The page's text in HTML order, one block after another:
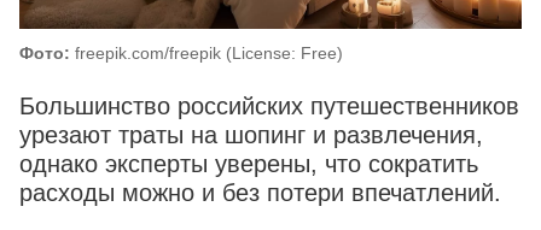
Фото: freepik.com/freepik (License: Free)
Большинство российских путешественников
урезают траты на шопинг и развлечения,
однако эксперты уверены, что сократить
расходы можно и без потери впечатлений.